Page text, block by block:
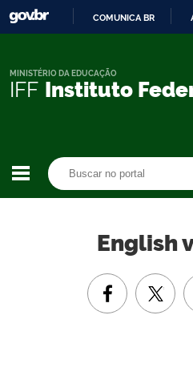
COMUNICA BR
IFF Instituto
MINISTÉRIO DA EDUCAÇÃO
English